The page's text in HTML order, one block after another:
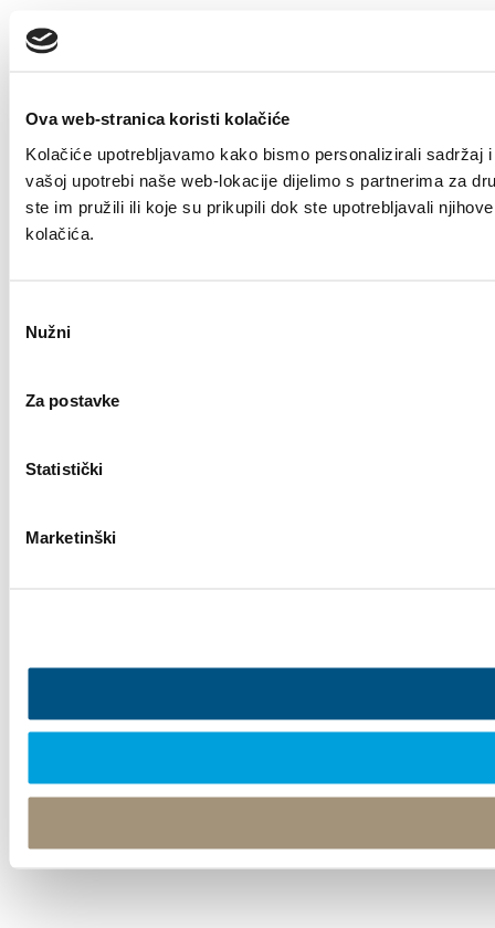
Ova web-stranica koristi kolačiće
Kolačiće upotrebljavamo kako bismo personalizirali
vašoj upotrebi naše web-lokacije dijelimo s partnerima za
ste im pružili ili koje su prikupili dok ste upotrebljavali
kolačića.
pristanka
Nužni
Za postavke
Statistički
Marketinški